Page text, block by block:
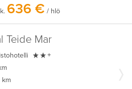
636 € / hlö
Teide Mar
 +
km